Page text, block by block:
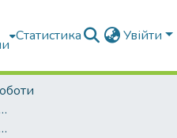
Статистика Увійти
магістрів
і адміністрування"